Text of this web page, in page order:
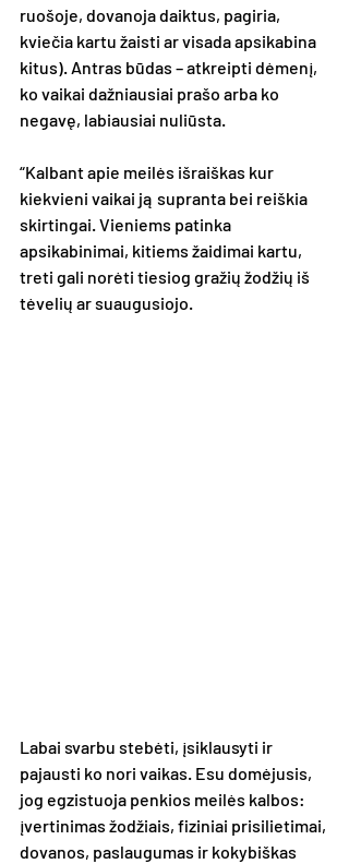
ruošoje, dovanoja daiktus, pagiria,
kviečia kartu žaisti ar visada apsikabina
kitus). Antras būdas – atkreipti dėmenį,
ko vaikai dažniausiai prašo arba ko
negavę, labiausiai nuliūsta.
“Kalbant apie meilės išraiškas kur
kiekvieni vaikai ją supranta bei reiškia
skirtingai. Vieniems patinka
apsikabinimai, kitiems žaidimai kartu,
treti gali norėti tiesiog gražių žodžių iš
tėvelių ar suaugusiojo.
Labai svarbu stebėti, įsiklausyti ir
pajausti ko nori vaikas. Esu domėjusis,
jog egzistuoja penkios meilės kalbos:
įvertinimas žodžiais, fiziniai prisilietimai,
dovanos, paslaugumas ir kokybiškas